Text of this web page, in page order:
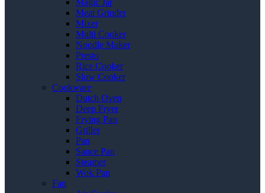
Magic Jar
Meat Grinder
Mixer
Multi Cooker
Noodle Maker
Presto
Rice Cooker
Slow Cooker
Cookware
Dutch Oven
Deep Fryer
Frying Pan
Griller
Pan
Sauce Pan
Steamer
Wok Pan
Fan